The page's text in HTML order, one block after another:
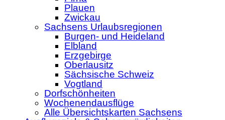
Plauen
Zwickau
Sachsens Urlaubsregionen
Burgen- und Heideland
Elbland
Erzgebirge
Oberlausitz
Sächsische Schweiz
Vogtland
Dorfschönheiten
Wochenendausflüge
Alle Übersichtskarten Sachsens